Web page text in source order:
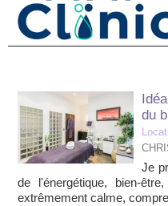
du
Je
de l'énergétique, bien-
extrêmement calme,